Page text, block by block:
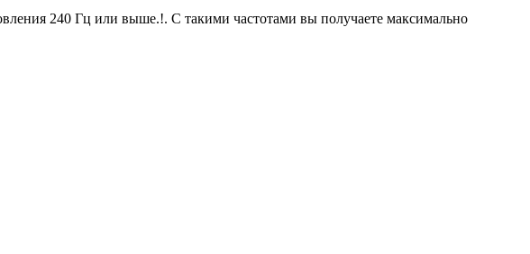
240 Гц или выше.!. С такими частотами вы получаете максимально